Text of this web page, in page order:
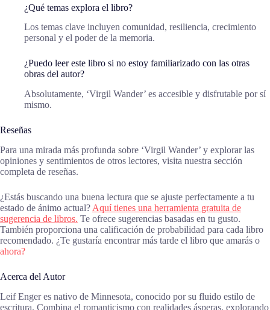
¿Qué temas explora el libro?
Los temas clave incluyen comunidad, resiliencia, crecimiento
personal y el poder de la memoria.
¿Puedo leer este libro si no estoy familiarizado con las otras
obras del autor?
Absolutamente, ‘Virgil Wander’ es accesible y disfrutable por sí
mismo.
Reseñas
Para una mirada más profunda sobre ‘Virgil Wander’ y explorar las
opiniones y sentimientos de otros lectores, visita nuestra sección
completa de reseñas.
¿Estás buscando una buena lectura que se ajuste perfectamente a tu
estado de ánimo actual? Aquí tienes una herramienta gratuita de
sugerencia de libros. Te ofrece sugerencias basadas en tu gusto.
También proporciona una calificación de probabilidad para cada libro
recomendado. ¿Te gustaría encontrar más tarde el libro que amarás o
ahora?
Acerca del Autor
Leif Enger es nativo de Minnesota, conocido por su fluido estilo de
escritura. Combina el romanticismo con realidades ásperas, explorando